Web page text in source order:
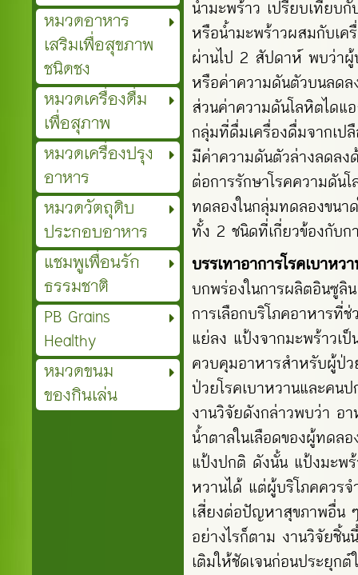
หมวดอาหาร
เสริมเพื่อสุขภาพ
ชนิดชง
หมวดเครื่องดื่ม
เพื่อสุภาพ
หมวดเครื่องปรุง
อาหาร
หมวดวัตถุดิบ
ประกอบอาหาร
แชมพูเพื่อนรัก
ธรรมชาติ
PB Grains
Healthy
หมวดขนม
ของกินเล่น
น้ำมะพร้าว เปรียบเทียบ
หรือน้ำมะพร้าวผสมกับเค
ผ่านไป 2 สัปดาห์ พบว่า
หรือค่าความดันตัวบนลดล
ส่วนค่าความดันโลหิตได
กลุ่มที่ดื่มเครื่องดื่มจากเป
มีค่าความดันตัวล่างลดลง
ต่อการรักษาโรคความดัน
ทดลองในกลุ่มทดลองขนา
ทั้ง 2 ชนิดที่เกี่ยวข้องกับก
บรรเทาอาการโรคเบาหว
บกพร่องในการผลิตอินซูลิ
การเลือกบริโภคอาหารที่
แย่ลง แป้งจากมะพร้าวเ
ควบคุมอาหารสำหรับผู้ป่ว
ป่วยโรคเบาหวานและคน
งานวิจัยดังกล่าวพบว่า อ
น้ำตาลในเลือดของผู้ทดล
แป้งปกติ ดังนั้น แป้งมะพร้
หวานได้ แต่ผู้บริโภคควร
เสี่ยงต่อปัญหาสุขภาพอื่น
อย่างไรก็ตาม งานวิจัยชิ้
เติมให้ชัดเจนก่อนประยุก